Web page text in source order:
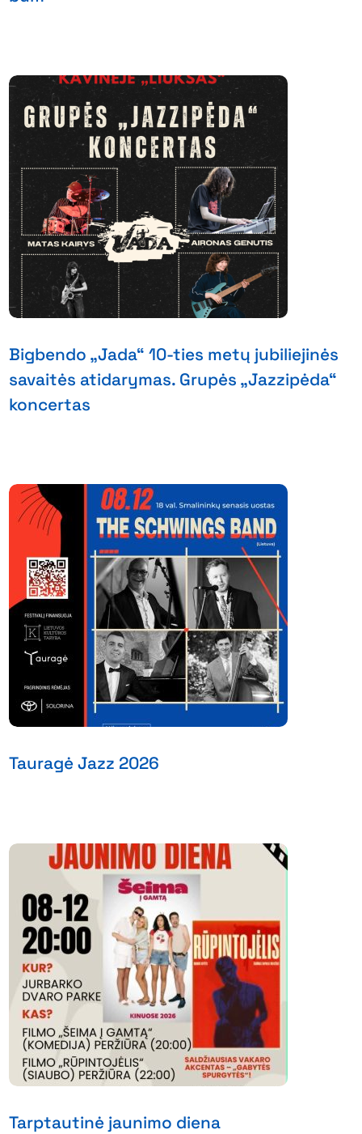
Bigbendo „Jada“ 10-ties metų jubiliejinės
savaitės atidarymas. Grupės „Jazzipėda“
koncertas
Tauragė Jazz 2026
Tarptautinė jaunimo diena